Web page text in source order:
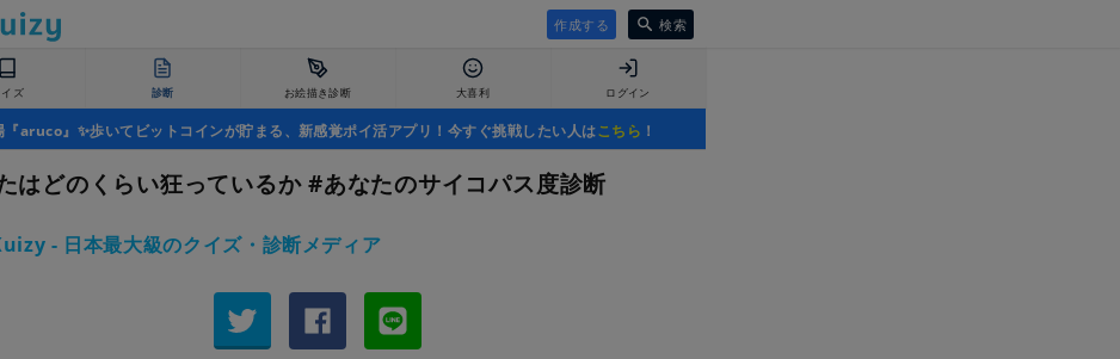
作成する 検索
イズ 診断 お絵描き診断 大喜利 ログイン
『aruco』✨歩いてビットコインが貯まる、新感覚ポイ活アプリ！今すぐ挑戦したい人はこちら ！
はどのくらい狂っているか #あなたのサイコパス度診断
- 日本最大級のクイズ・診断メディア